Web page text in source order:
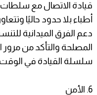
قيادة الاتصال مع
أطباء بلا حدود حاليًا
دعم الفرق الميدانية
المصلحة والتأكد من
سلسلة القيادة في
6. الأمن